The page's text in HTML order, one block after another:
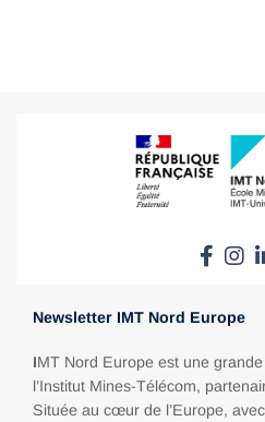
Newsletter IMT Nord Europe
IMT Nord Europe est une
l’Institut Mines-Télécom,
Située au cœur de l’Europe,